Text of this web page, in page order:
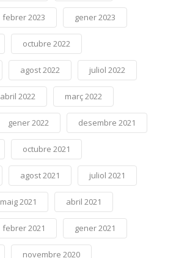
febrer 2023 gener 2023
octubre 2022
agost 2022 juliol 2022
abril 2022 març 2022
gener 2022 desembre 2021
octubre 2021
agost 2021 juliol 2021
maig 2021 abril 2021
febrer 2021 gener 2021
novembre 2020